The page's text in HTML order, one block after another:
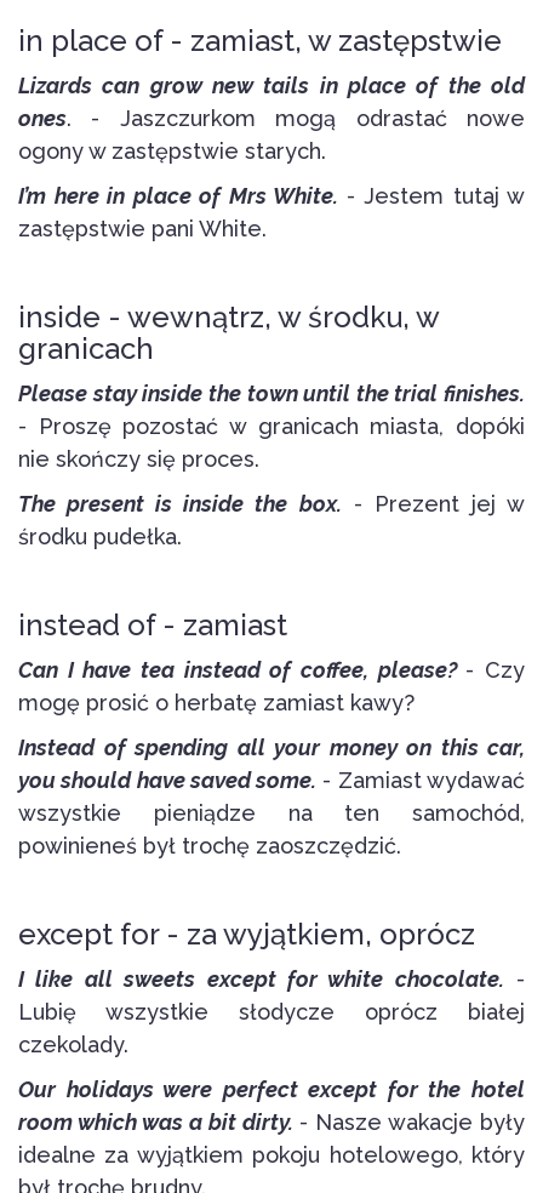
in place of - zamiast, w zastępstwie
Lizards can grow new tails in place of the old
ones. - Jaszczurkom mogą odrastać nowe
ogony w zastępstwie starych.
I’m here in place of Mrs White. - Jestem tutaj w
zastępstwie pani White.
inside - wewnątrz, w środku, w
granicach
Please stay inside the town until the trial finishes.
- Proszę pozostać w granicach miasta, dopóki
nie skończy się proces.
The present is inside the box. - Prezent jej w
środku pudełka.
instead of - zamiast
Can I have tea instead of coffee, please? - Czy
mogę prosić o herbatę zamiast kawy?
Instead of spending all your money on this car,
you should have saved some. - Zamiast wydawać
wszystkie pieniądze na ten samochód,
powinieneś był trochę zaoszczędzić.
except for - za wyjątkiem, oprócz
I like all sweets except for white chocolate. -
Lubię wszystkie słodycze oprócz białej
czekolady.
Our holidays were perfect except for the hotel
room which was a bit dirty. - Nasze wakacje były
idealne za wyjątkiem pokoju hotelowego, który
był trochę brudny.